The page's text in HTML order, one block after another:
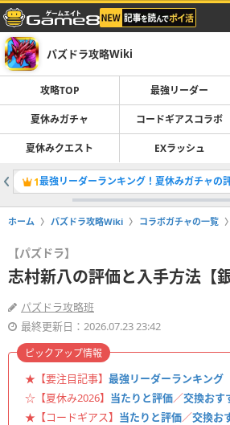
パズドラ攻略Wiki
攻略TOP 最強リーダー
夏休みガチャ コードギアスコラボ
夏休みクエスト EXラッシュ
1最強リーダーランキング！夏休みガチャの
ホーム パズドラ攻略Wiki コラボガチャの一覧
【パズドラ】
志村新八の評価と入手方法【
パズドラ攻略班
最終更新日：2026.07.23 23:42
★【要注目記事】 最強リーダーランキング
☆【夏休み2026】 当たりと評価／交換おす
★【コードギアス】 当たりと評価／交換お
ピックアップ情報